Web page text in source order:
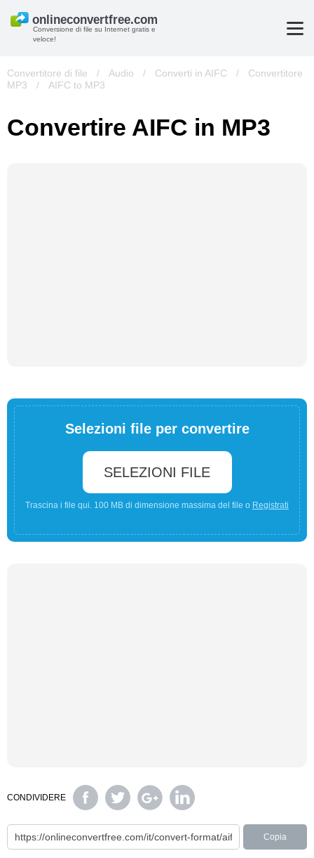
Conversione di file su Internet gratis e
veloce!
Convertitore di file / Audio / Converti in AIFC /
Convertitore
MP3
/ AIFC to MP3
Convertire AIFC in MP3
Selezioni file per convertire
SELEZIONI FILE
Trascina i file qui. 100 MB di dimensione massima del file o Registrati
CONDIVIDERE
Copia